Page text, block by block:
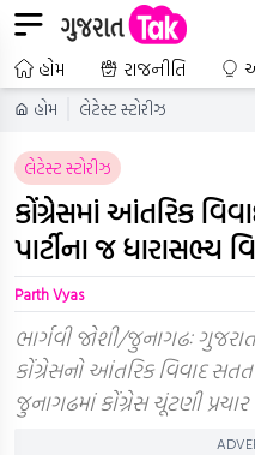
હોમ રાજનીતિ
હોમ લેટેસ્ટ સ્ટોરીઝ
લેટેસ્ટ સ્ટોરીઝ
કોંગ્રેસમાં આંતરિક
પાર્ટીના જ ધારાસભ્ય
Parth Vyas
ભાર્ગવી જોશી/જુનાગઢઃ
કોંગ્રેસનો આંતરિક વિવાદ
જુનાગઢમાં કોંગ્રેસ ચૂંટણી